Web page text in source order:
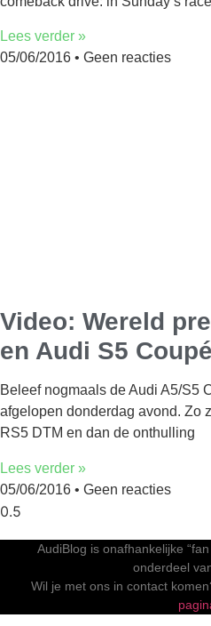
Lees verder »
05/06/2016
Geen reacties
Video: Wereld
en Audi S5 Coupé
Beleef nogmaals de Audi A5/S5
afgelopen donderdag avond. Zo
RS5 DTM en dan de onthulling
Lees verder »
05/06/2016
Geen reacties
AudiBlog is onafhankelijke
onderdeel
Wil je met ons in contact